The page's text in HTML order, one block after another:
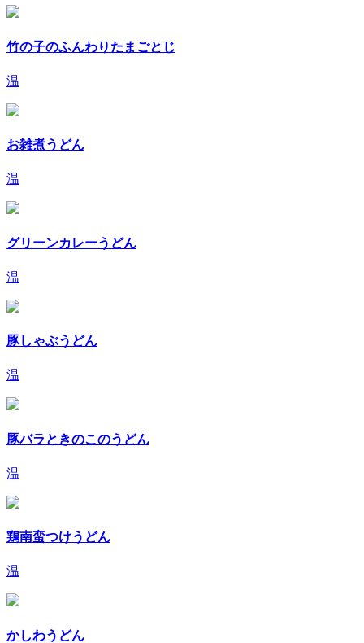
竹の子のふんわりたまごとじ
温
お雑煮うどん
温
グリーンカレーうどん
温
豚しゃぶうどん
温
豚バラときのこのうどん
温
鶏南蛮つけうどん
温
かしわうどん